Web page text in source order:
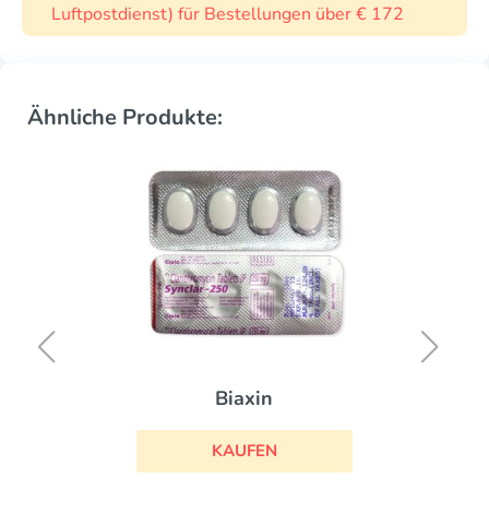
Luftpostdienst) für Bestellungen über € 172
Ähnliche Produkte:
Biaxin
KAUFEN